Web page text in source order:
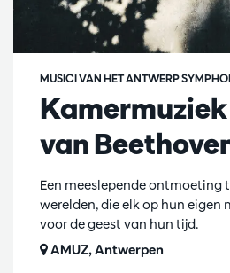
van
MUSICI VAN HET ANTWERP
Een meeslepende ontmoeting
werelden, die elk op hun eigen
voor de geest van hun tijd.
AMUZ, Antwerpen